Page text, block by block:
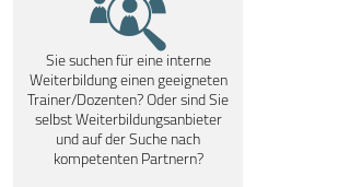
Sie suchen für eine interne
Weiterbildung einen geeigneten
Trainer/Dozenten? Oder sind Sie
selbst Weiterbildungsanbieter
und auf der Suche nach
kompetenten Partnern?